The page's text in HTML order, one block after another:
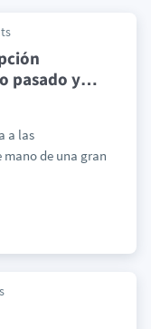
pasado y…
a las
de una gran